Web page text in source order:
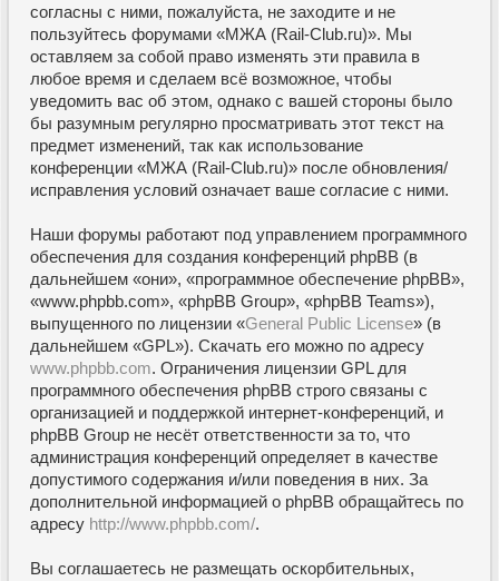
согласны с ними, пожалуйста, не заходите и не
пользуйтесь форумами «МЖА (Rail-Club.ru)». Мы
оставляем за собой право изменять эти правила в
любое время и сделаем всё возможное, чтобы
уведомить вас об этом, однако с вашей стороны было
бы разумным регулярно просматривать этот текст на
предмет изменений, так как использование
конференции «МЖА (Rail-Club.ru)» после обновления/
исправления условий означает ваше согласие с ними.
Наши форумы работают под управлением программного
обеспечения для создания конференций phpBB (в
дальнейшем «они», «программное обеспечение phpBB»,
«www.phpbb.com», «phpBB Group», «phpBB Teams»),
выпущенного по лицензии «General Public License» (в
дальнейшем «GPL»). Скачать его можно по адресу
www.phpbb.com. Ограничения лицензии GPL для
программного обеспечения phpBB строго связаны с
организацией и поддержкой интернет-конференций, и
phpBB Group не несёт ответственности за то, что
администрация конференций определяет в качестве
допустимого содержания и/или поведения в них. За
дополнительной информацией о phpBB обращайтесь по
адресу http://www.phpbb.com/.
Вы соглашаетесь не размещать оскорбительных,